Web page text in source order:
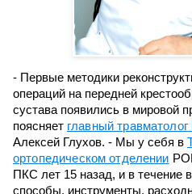
- Первые методики
операций на передней
сустава появились в мировой
поясняет главный
Алексей Глухов. - Мы у себя в
ортопедическом отделении
ПКС лет 15 назад, и в течение
способы, инструменты,